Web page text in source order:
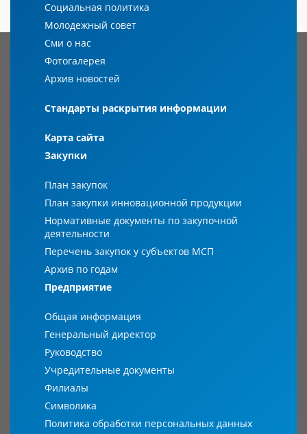
Социальная политика
Молодежный совет
Сми о нас
Фотогалерея
Архив новостей
Стандарты раскрытия информации
Карта сайта
Закупки
План закупок
План закупки инновационной продукции
Нормативные документы по закупочной
деятельности
Перечень закупок у субъектов МСП
Архив по годам
Предприятие
Общая информация
Генеральный директор
Руководство
Учредительные документы
Филиалы
Символика
Политика обработки персональных данных